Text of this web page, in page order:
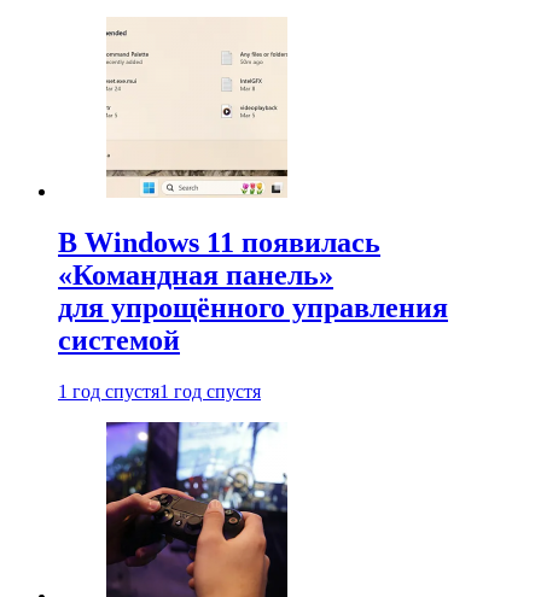
В Windows 11 появилась
«Командная панель»
для упрощённого управления
системой
1 год спустя1 год спустя